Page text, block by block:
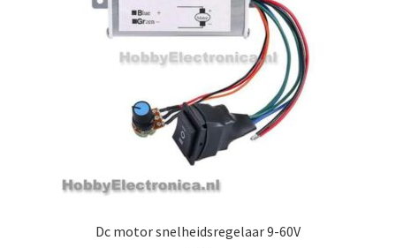
Dc motor snelheidsregelaar 9-60V